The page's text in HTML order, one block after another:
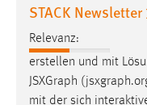
STACK
Relevanz:
erstellen und mit
JSXGraph
mit der sich
Zweck:
Cookie Laufzeit:
3 Monate